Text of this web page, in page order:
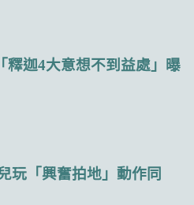
迦4大意想不到益處」曝
玩「興奮拍地」動作同